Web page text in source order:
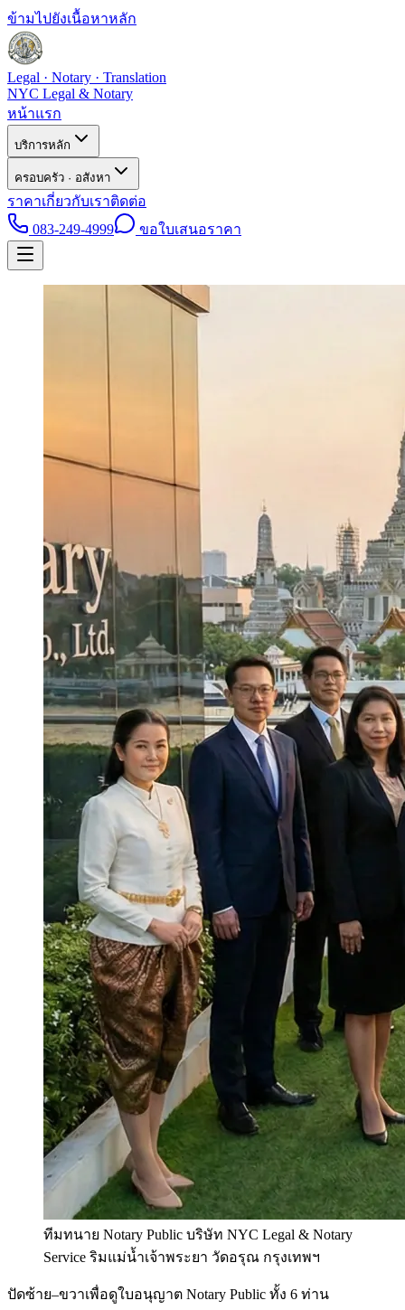
ข้ามไปยังเนื้อหาหลัก
Legal · Notary · Translation
NYC Legal & Notary
หน้าแรก
บริการหลัก
ครอบครัว · อสังหา
ราคาเกี่ยวกับเราติดต่อ
083-249-4999
ขอใบเสนอราคา
ทีมทนาย Notary Public บริษัท NYC Legal & Notary
Service ริมแม่น้ำเจ้าพระยา วัดอรุณ กรุงเทพฯ
ปัดซ้าย–ขวาเพื่อดูใบอนุญาต Notary Public ทั้ง 6 ท่าน